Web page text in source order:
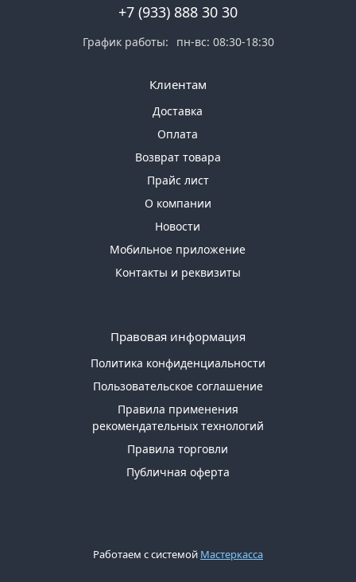
+7 (933) 888 30 30
График работы: пн-вс: 08:30-18:30
Клиентам
Доставка
Оплата
Возврат товара
Прайс лист
О компании
Новости
Мобильное приложение
Контакты и реквизиты
Правовая информация
Политика конфиденциальности
Пользовательское соглашение
Правила применения
рекомендательных технологий
Правила торговли
Публичная оферта
Работаем с системой Мастеркасса